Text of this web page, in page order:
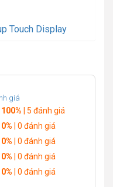
Touch Display
giá
100% | 5 đánh giá
0% | 0 đánh giá
0% | 0 đánh giá
0% | 0 đánh giá
0% | 0 đánh giá